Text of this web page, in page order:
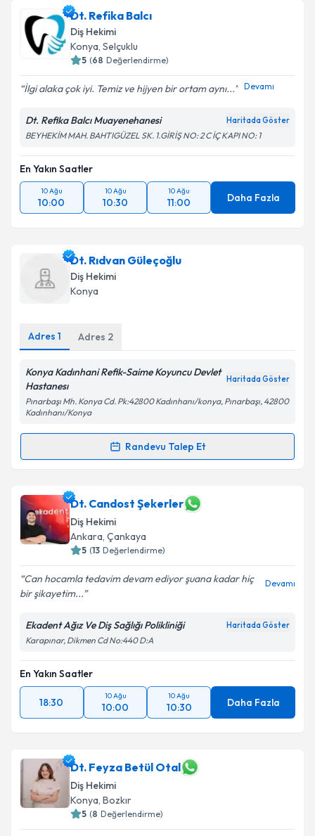
Dt. Zeynep Dilara Harun
oluşturun. Size bu uzmandan randevu almanız için bir
takvim hazırlandığında e-posta ile bilgilendireceğiz.
Kişisel verilerimin işlenmesine ilişkinAydınlatma
Metni'ni okudum ve kişisel verilerimin belirtilen
kapsamda işlenmesini kabul ediyorum.
Takvim Talebini Gönder
Dt. Refika Balcı
Diş Hekimi
Konya, Selçuklu
5 (68 Değerlendirme)
İlgi alaka çok iyi. Temiz ve hijyen bir ortam aynı... Devamı
Dt. Refika Balcı Muayenehanesi Haritada Göster
BEYHEKİM MAH. BAHTIGÜZEL SK. 1.GİRİŞ NO: 2 C İÇ KAPI NO: 1
En Yakın Saatler
10 Ağu
10:00
10 Ağu
10:30
10 Ağu
11:00 Daha Fazla
Dt. Rıdvan Güleçoğlu
Diş Hekimi
Konya
Adres 1 Adres 2
Konya Kadınhani Refik-Saime Koyuncu Devlet
Hastanesı
Haritada Göster
Pınarbaşı Mh. Konya Cd. Pk:42800 Kadınhanı/konya, Pınarbaşı, 42800
Kadınhanı/Konya
Randevu Talep Et
Randevu Takvimi Talebi
Dt. Rıdvan Güleçoğluiçin randevu takvimi talebi
oluşturun. Size bu uzmandan randevu almanız için bir
takvim hazırlandığında e-posta ile bilgilendireceğiz.
E-posta Adresiniz
Kişisel verilerimin işlenmesine ilişkin
Aydınlatma
Metni'ni okudum ve kişisel verilerimin belirtilen
Takvim Talebini Gönder
Dt. Candost Şekerler
Diş Hekimi
Ankara, Çankaya
5 (13 Değerlendirme)
Can hocamla tedavim devam ediyor şuana kadar hiç
bir şikayetim...
Devamı
Ekadent Ağız Ve Diş Sağlığı Polikliniği Haritada Göster
Karapınar, Dikmen Cd No:440 D:A
En Yakın Saatler
18:30
10 Ağu
10:00
10 Ağu
10:30 Daha Fazla
Dt. Feyza Betül Otal
Diş Hekimi
Konya, Bozkır
5 (8 Değerlendirme)